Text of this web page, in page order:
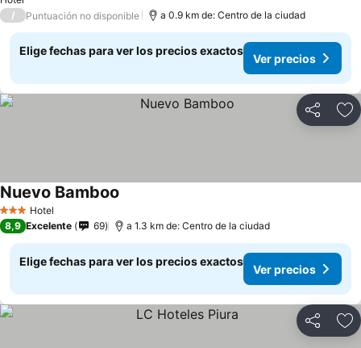
/ Puntuación no disponible a 0.9 km de: Centro de la ciudad
Elige fechas para ver los precios exactos
Ver precios
Compartir
3 Estrellas
Hotel
Nuevo Bamboo
8,9 Excelente 69 a 1.3 km de: Centro de la ciudad
Elige fechas para ver los precios exactos
Ver precios
Compartir